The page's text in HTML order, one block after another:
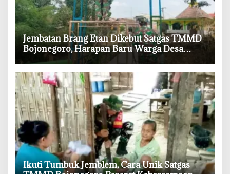
‎Jembatan Brang Etan Dikebut Satgas TMMD
Bojonegoro, Harapan Baru Warga Desa
Kesongo
‎Ikuti Tumbuk Jemblem, Cara Unik Satgas